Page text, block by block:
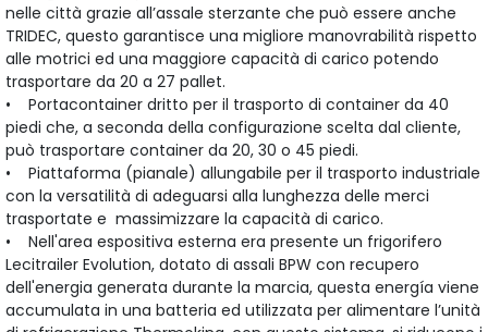
nelle città grazie all’assale sterzante che può essere anche
TRIDEC, questo garantisce una migliore manovrabilità rispetto
alle motrici ed una maggiore capacità di carico potendo
trasportare da 20 a 27 pallet.
• Portacontainer dritto per il trasporto di container da 40
piedi che, a seconda della configurazione scelta dal cliente,
può trasportare container da 20, 30 o 45 piedi.
• Piattaforma (pianale) allungabile per il trasporto industriale
con la versatilità di adeguarsi alla lunghezza delle merci
trasportate e massimizzare la capacità di carico.
• Nell'area espositiva esterna era presente un frigorifero
Lecitrailer Evolution, dotato di assali BPW con recupero
dell'energia generata durante la marcia, questa energía viene
accumulata in una batteria ed utilizzata per alimentare l’unità